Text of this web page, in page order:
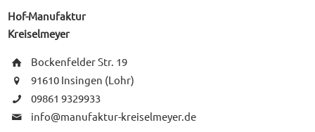
Hof-Manufaktur
Kreiselmeyer
Bockenfelder Str. 19
91610 Insingen (Lohr)
09861 9329933
info@manufaktur-kreiselmeyer.de